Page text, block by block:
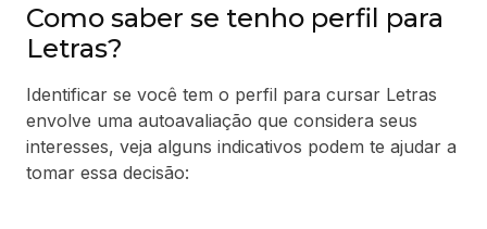
Como saber se tenho perfil para
Letras?
Identificar se você tem o perfil para cursar Letras
envolve uma autoavaliação que considera seus
interesses, veja alguns indicativos podem te ajudar a
tomar essa decisão: